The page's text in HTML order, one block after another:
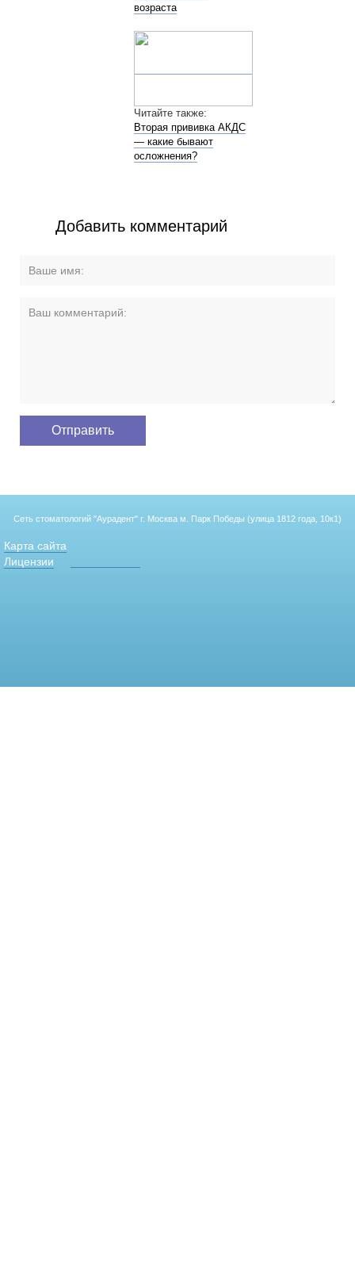
возраста
Читайте также:
Вторая прививка АКДС
— какие бывают
осложнения?
Добавить комментарий
Сеть стоматологий "Аурадент" г. Москва м. Парк Победы (улица 1812 года, 10к1)
Карта сайта
Лицензии